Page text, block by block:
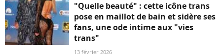
"Quelle beauté" : cette icône trans
pose en maillot de bain et sidère ses
fans, une ode intime aux "vies
trans"
13 février 2026